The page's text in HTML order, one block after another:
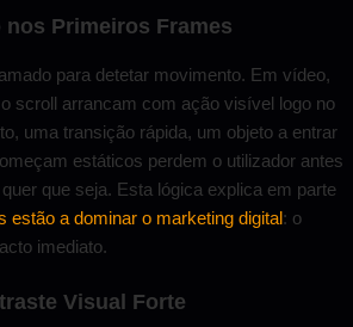
nos Primeiros Frames
para detetar movimento. Em vídeo,
scroll arrancam com ação visível logo no
uma transição rápida, um objeto a entrar
estáticos perdem o utilizador antes
que seja. Esta lógica explica em parte
estão a dominar o marketing digital: o
imediato.
Visual Forte